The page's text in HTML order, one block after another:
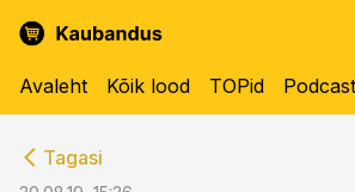
Avaleht Kõik lood TOPid
Tagasi